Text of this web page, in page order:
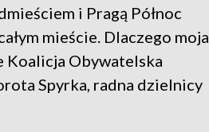
i Pragą Północ
mieście. Dlaczego moja
Koalicja Obywatelska
Spyrka, radna dzielnicy